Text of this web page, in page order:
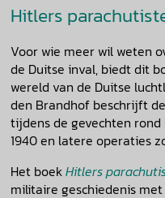
Hitlers
Voor wie meer wil weten
de Duitse inval, biedt dit
wereld van de Duitse
den Brandhof beschrijft
tijdens de gevechten
1940 en latere operaties
Het boekHitlers
militaire geschiedenis